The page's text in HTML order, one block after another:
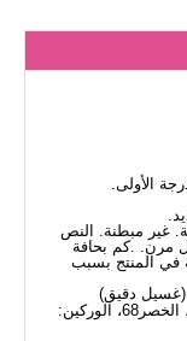
الأولى.
غير مبطنة. النص
مرن. .كم بحافة
في المنتج بسبب
الطول: 165 سم، الصدر: 80 سم، الخصر68، الوركين: